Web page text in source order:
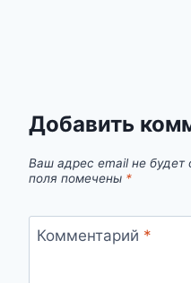
Добавить
Ваш адрес email не будет
поля помечены *
Комментарий *